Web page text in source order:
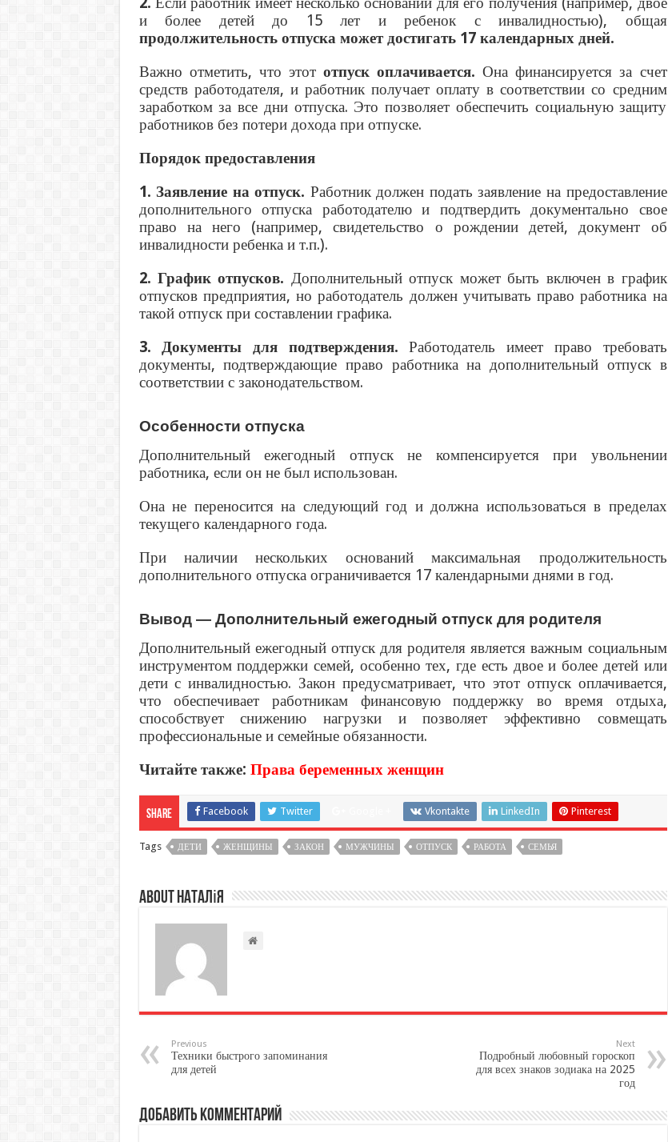
и более детей до 15 лет и ребенок с инвалидностью), общая
продолжительность отпуска может достигать 17 календарных дней.
Важно отметить, что этот отпуск оплачивается. Она финансируется за счет
средств работодателя, и работник получает оплату в соответствии со средним
заработком за все дни отпуска. Это позволяет обеспечить социальную защиту
работников без потери дохода при отпуске.
Порядок предоставления
1. Заявление на отпуск. Работник должен подать заявление на предоставление
дополнительного отпуска работодателю и подтвердить документально свое
право на него (например, свидетельство о рождении детей, документ об
инвалидности ребенка и т.п.).
2. График отпусков. Дополнительный отпуск может быть включен в график
отпусков предприятия, но работодатель должен учитывать право работника на
такой отпуск при составлении графика.
3. Документы для подтверждения. Работодатель имеет право требовать
документы, подтверждающие право работника на дополнительный отпуск в
соответствии с законодательством.
Особенности отпуска
Дополнительный ежегодный отпуск не компенсируется при увольнении
работника, если он не был использован.
Она не переносится на следующий год и должна использоваться в пределах
текущего календарного года.
При наличии нескольких оснований максимальная продолжительность
дополнительного отпуска ограничивается 17 календарными днями в год.
Вывод — Дополнительный ежегодный отпуск для родителя
Дополнительный ежегодный отпуск для родителя является важным социальным
инструментом поддержки семей, особенно тех, где есть двое и более детей или
дети с инвалидностью. Закон предусматривает, что этот отпуск оплачивается,
что обеспечивает работникам финансовую поддержку во время отдыха,
способствует снижению нагрузки и позволяет эффективно совмещать
профессиональные и семейные обязанности.
Читайте также: Права беременных женщин
Share Facebook Twitter Vkontakte LinkedIn Pinterest
Tags ДЕТИ ЖЕНЩИНЫ ЗАКОН МУЖЧИНЫ ОТПУСК РАБОТА СЕМЬЯ
About Наталія
Previous
Техники быстрого запоминания
для детей
Next
Подробный любовный гороскоп
для всех знаков зодиака на 2025
год
Добавить комментарий